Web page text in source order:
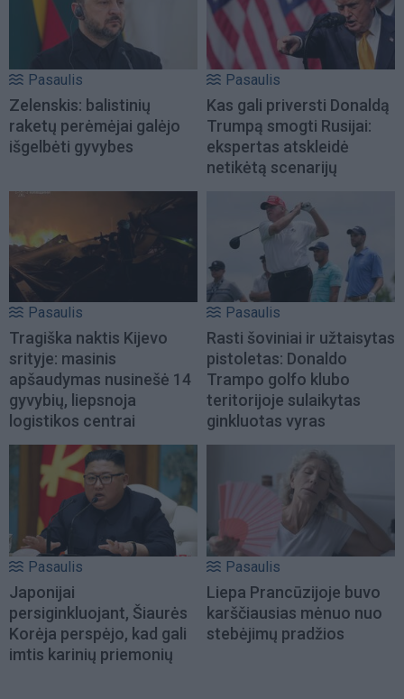
Pasaulis
Zelenskis: balistinių
raketų perėmėjai galėjo
išgelbėti gyvybes
Pasaulis
Kas gali priversti Donaldą
Trumpą smogti Rusijai:
ekspertas atskleidė
netikėtą scenarijų
Pasaulis
Tragiška naktis Kijevo
srityje: masinis
apšaudymas nusinešė 14
gyvybių, liepsnoja
logistikos centrai
Pasaulis
Rasti šoviniai ir užtaisytas
pistoletas: Donaldo
Trampo golfo klubo
teritorijoje sulaikytas
ginkluotas vyras
Pasaulis
Japonijai
persiginkluojant, Šiaurės
Korėja perspėjo, kad gali
imtis karinių priemonių
Pasaulis
Liepa Prancūzijoje buvo
karščiausias mėnuo nuo
stebėjimų pradžios